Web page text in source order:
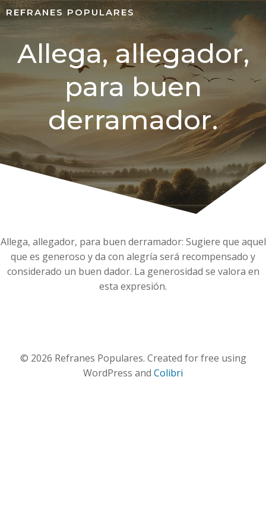
REFRANES POPULARES
Allega, allegador,
para buen
derramador.
Allega, allegador, para buen derramador: Sugiere que aquel
que es generoso y da con alegría será recompensado y
considerado un buen dador. La generosidad se valora en
esta expresión.
© 2026 Refranes Populares. Created for free using
WordPress and Colibri